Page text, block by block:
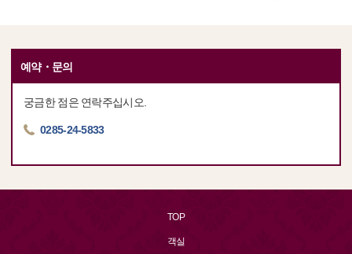
예약・문의
궁금한 점은 연락주십시오.
0285-24-5833
TOP
객실